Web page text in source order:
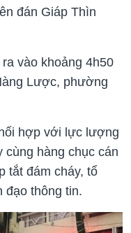
đán Giáp Thìn
vào khoảng 4h50
Lược, phường
hợp với lực lượng
hàng chục cán
tắt đám cháy, tổ
đạo thông tin.